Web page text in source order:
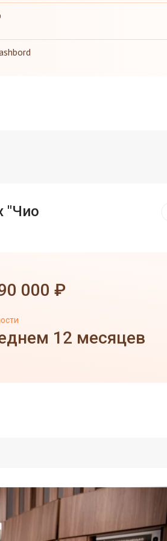
"Чио
000 ₽
12 месяцев